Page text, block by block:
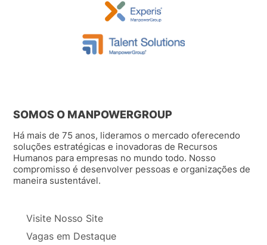
SOMOS O MANPOWERGROUP
Há mais de 75 anos, lideramos o mercado oferecendo
soluções estratégicas e inovadoras de Recursos
Humanos para empresas no mundo todo. Nosso
compromisso é desenvolver pessoas e organizações de
maneira sustentável.
Visite Nosso Site
Vagas em Destaque